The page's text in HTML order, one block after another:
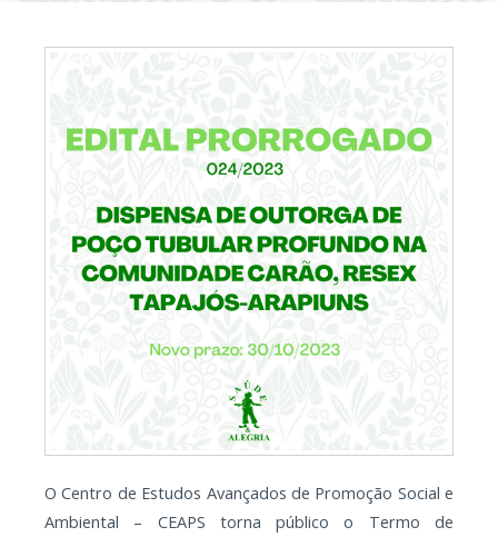
O Centro de Estudos Avançados de Promoção Social e
Ambiental – CEAPS torna público o Termo de